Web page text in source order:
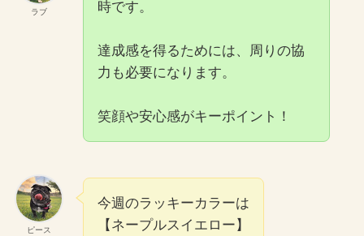
ラブ
時です。
達成感を得るためには、周りの協
力も必要になります。
笑顔や安心感がキーポイント！
ピース
今週のラッキーカラーは
【ネープルスイエロー】